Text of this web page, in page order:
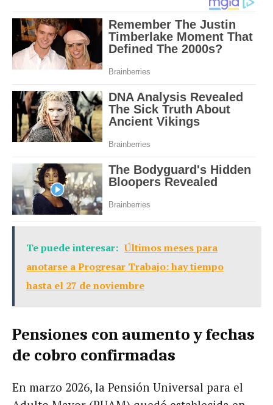
Te puede interesar: Últimos meses para
anotarse a Progresar Trabajo: hay tiempo
hasta el 27 de noviembre
Pensiones con aumento y fechas
de cobro confirmadas
En marzo 2026, la Pensión Universal para el